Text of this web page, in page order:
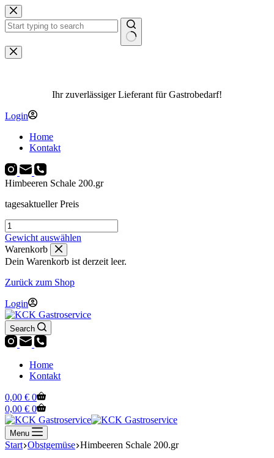
Zum
Inhalt
springen
Keine
Ergebnisse
Ihr zuverlässiger Lieferant für Gastrobedarf!
Login
Home
Kontakt
Himbeeren Schale 200.gr
tagesaktueller Preis
Himbeeren
Schale
200.gr
Menge
Gewicht auswählen
Warenkorb
Dein Warenkorb ist derzeit leer.
Zurück zum Shop
Login
Search
Home
Kontakt
Warenkorb
0,00 € 0
Warenkorb
0,00 € 0
Menu
Start Obstgemüse Himbeeren Schale 200.gr